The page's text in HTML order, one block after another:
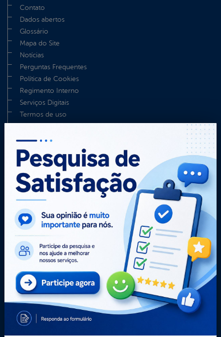
Contato
Dados abertos
Glossário
Mapa do Site
Notícias
Perguntas Frequentes
Política de Cookies
Regimento Interno
Serviços Digitais
Termos de uso
Portal da
Transparência
Central de Dúvidas
Convênios e
Transferências
Dados Abertos
Despesas
Diárias
Estrutura
Organizacional
Inicio
LGPD e Governo
Digital
Contratos
Carta de
Serviços
Administração
Ouvidoria e
Informação
Como
solicitar
Consulte sua
Solicitação
Decretos
Estatísticas
Formulários
Prazos e
autoridades
Sic Físico
Solicitar
Recurso
Solicitar um